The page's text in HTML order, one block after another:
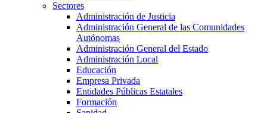
Sectores
Administración de Justicia
Administración General de las Comunidades
Autónomas
Administración General del Estado
Administración Local
Educación
Empresa Privada
Entidades Públicas Estatales
Formación